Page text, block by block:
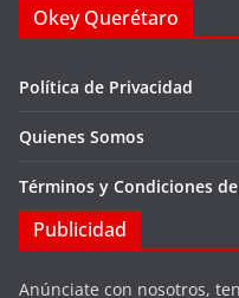
Okey Querétaro
Política de Privacidad
Quienes Somos
Términos y Condiciones
Publicidad
Anúnciate con nosotros,